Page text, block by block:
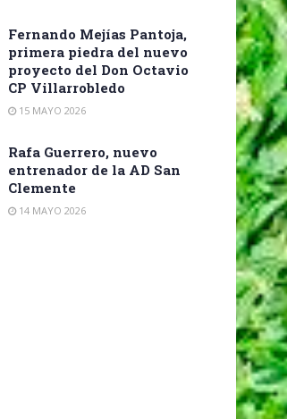
Fernando Mejías Pantoja,
primera piedra del nuevo
proyecto del Don Octavio
CP Villarrobledo
15 MAYO 2026
Rafa Guerrero, nuevo
entrenador de la AD San
Clemente
14 MAYO 2026